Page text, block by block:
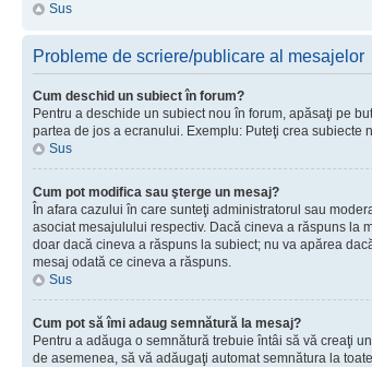
Sus
Probleme de scriere/publicare al mesajelor
Cum deschid un subiect în forum?
Pentru a deschide un subiect nou în forum, apăsaţi pe
partea de jos a ecranului. Exemplu: Puteţi crea subiecte
Sus
Cum pot modifica sau şterge un mesaj?
În afara cazului în care sunteţi administratorul sau
asociat mesajulului respectiv. Dacă cineva a răspuns la
doar dacă cineva a răspuns la subiect; nu va apărea
mesaj odată ce cineva a răspuns.
Sus
Cum pot să îmi adaug semnătură la mesaj?
Pentru a adăuga o semnătură trebuie întâi să vă creaţi
de asemenea, să vă adăugaţi automat semnătura la